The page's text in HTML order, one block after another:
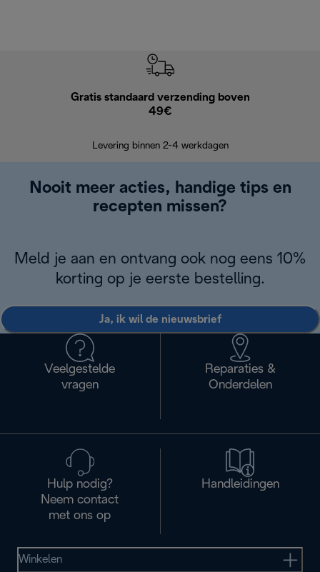
Gratis standaard verzending boven
49€
Levering binnen 2-4 werkdagen
Nooit meer acties, handige tips en
recepten missen?
Meld je aan en ontvang ook nog eens 10%
korting op je eerste bestelling.
Ja, ik wil de nieuwsbrief
Veelgestelde
vragen
Reparaties &
Onderdelen
Hulp nodig?
Neem contact
met ons op
Handleidingen
Winkelen